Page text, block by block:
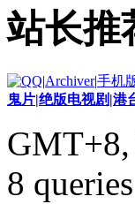
站长推
|Archiver|手机
鬼片|绝版电视剧|港
8